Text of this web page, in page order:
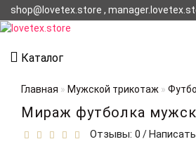
shop@lovetex.store ,
Каталог
Главная Мужской трикотаж
Мираж футболка
Отзывы: 0 /